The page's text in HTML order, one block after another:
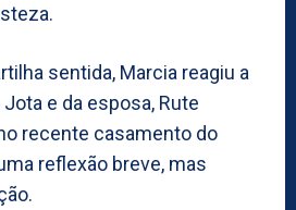
sentida, Marcia reagiu a
e da esposa, Rute
recente casamento do
reflexão breve, mas